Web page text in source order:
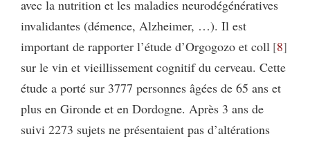
avec la nutrition et les maladies neurodégénératives
invalidantes (démence, Alzheimer, …). Il est
important de rapporter l’étude d’Orgogozo et coll 8
sur le vin et vieillissement cognitif du cerveau. Cette
étude a porté sur 3777 personnes âgées de 65 ans et
plus en Gironde et en Dordogne. Après 3 ans de
suivi 2273 sujets ne présentaient pas d’altérations